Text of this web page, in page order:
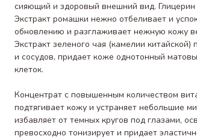
сияющий и здоровый внешний вид.
Экстракт ромашки нежно отбеливает и
обновлению и разглаживает нежную кожу
Экстракт зеленого чая (камелии китайской)
и сосудов, придает коже однотонный
клеток.
Концентрат с повышенным количеством
подтягивает кожу и устраняет небольшие
избавляет от темных кругов под глазами,
превосходно тонизирует и придает